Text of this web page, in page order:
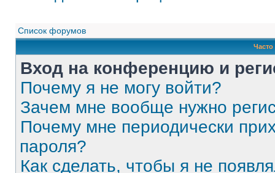
Список форумов
Вход на конференцию и
Почему я не могу войти?
Зачем мне вообще нужно
Почему мне периодически
пароля?
Как сделать, чтобы я не